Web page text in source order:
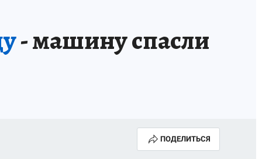
- машину спасли
ПОДЕЛИТЬСЯ